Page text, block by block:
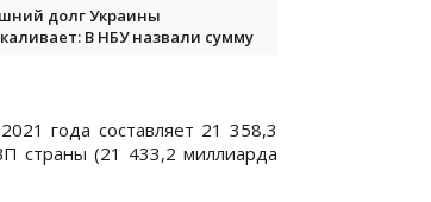
долг Украины
В НБУ назвали сумму
года составляет 21 358,3
страны (21 433,2 миллиарда